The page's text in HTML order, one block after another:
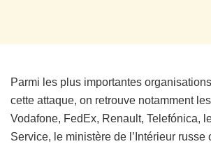
Parmi les plus importantes
cette attaque, on retrouve notamment
Vodafone, FedEx, Renault, Telefónica,
Service, le ministère de l’Intérieur russe